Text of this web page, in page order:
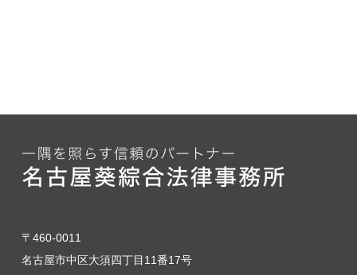
〒460-0011
名古屋市中区大須四丁目11番17号